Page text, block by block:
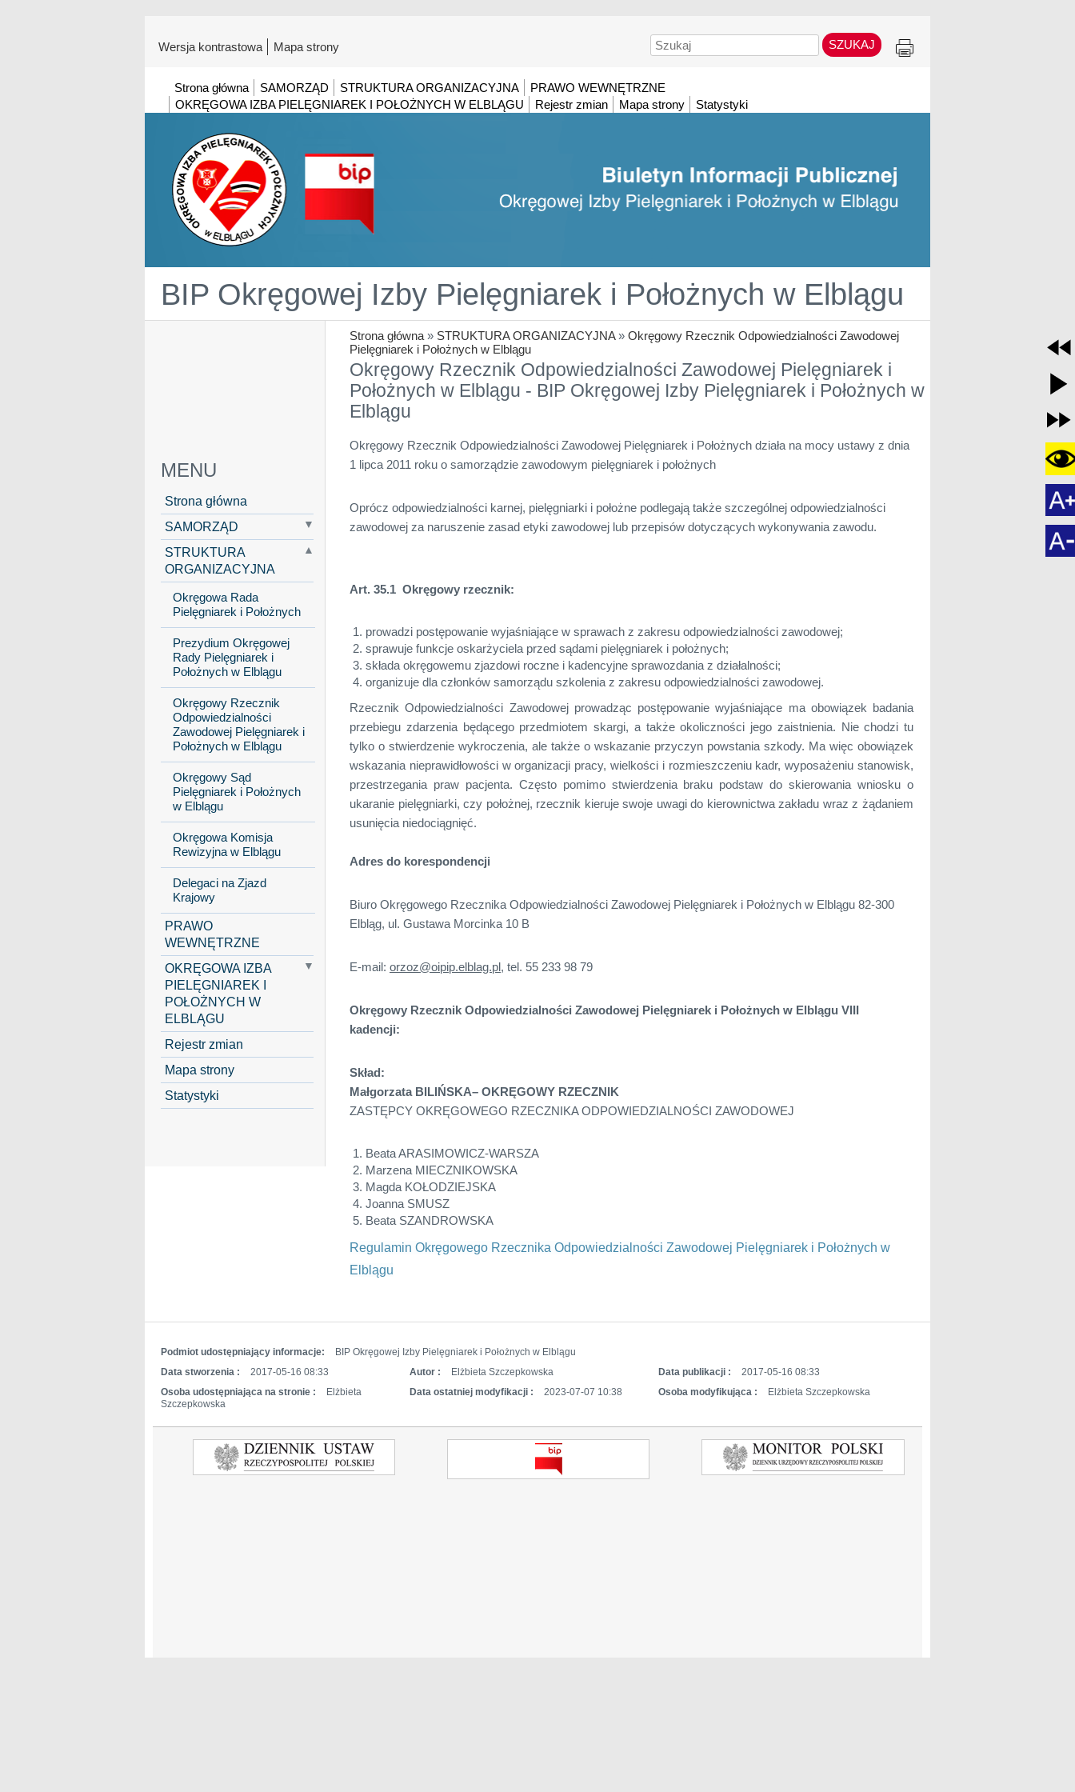
Wersja kontrastowa Mapa strony Szukaj
Strona główna SAMORZĄD STRUKTURA ORGANIZACYJNA
PRAWO WEWNĘTRZNE
OKRĘGOWA IZBA PIELĘGNIAREK I POŁOŻNYCH W ELBLĄGU
Rejestr zmian Mapa strony Statystyki
BIP Okręgowej Izby Pielęgniarek i Położnych w Elblągu
Strona główna » STRUKTURA ORGANIZACYJNA» Okręgowy Rzecznik Odpowiedzialności Zawodowej
Pielęgniarek i Położnych w Elblągu
Okręgowy Rzecznik Odpowiedzialności Zawodowej Pielęgniarek i
Położnych w Elblągu - BIP Okręgowej Izby Pielęgniarek i Położnych w
Elblągu
MENU
Strona główna
SAMORZĄD
STRUKTURA
ORGANIZACYJNA
Okręgowa Rada
Pielęgniarek i Położnych
Prezydium Okręgowej
Rady Pielęgniarek i
Położnych w Elblągu
Okręgowy Rzecznik
Odpowiedzialności
Zawodowej Pielęgniarek i
Położnych w Elblągu
Okręgowy Sąd
Pielęgniarek i Położnych
w Elblągu
Okręgowa Komisja
Rewizyjna w Elblągu
Delegaci na Zjazd
Krajowy
PRAWO
WEWNĘTRZNE
OKRĘGOWA IZBA
PIELĘGNIAREK I
POŁOŻNYCH W
ELBLĄGU
Rejestr zmian
Mapa strony
Statystyki
Okręgowy Rzecznik Odpowiedzialności Zawodowej Pielęgniarek i Położnych działa na mocy ustawy z dnia
1 lipca 2011 roku o samorządzie zawodowym pielęgniarek i położnych
Oprócz odpowiedzialności karnej, pielęgniarki i położne podlegają także szczególnej odpowiedzialności
zawodowej za naruszenie zasad etyki zawodowej lub przepisów dotyczących wykonywania zawodu.
Art. 35.1 Okręgowy rzecznik:
prowadzi postępowanie wyjaśniające w sprawach z zakresu odpowiedzialności zawodowej;
sprawuje funkcje oskarżyciela przed sądami pielęgniarek i położnych;
składa okręgowemu zjazdowi roczne i kadencyjne sprawozdania z działalności;
organizuje dla członków samorządu szkolenia z zakresu odpowiedzialności zawodowej.
Rzecznik Odpowiedzialności Zawodowej prowadząc postępowanie wyjaśniające ma obowiązek badania
przebiegu zdarzenia będącego przedmiotem skargi, a także okoliczności jego zaistnienia. Nie chodzi tu
tylko o stwierdzenie wykroczenia, ale także o wskazanie przyczyn powstania szkody. Ma więc obowiązek
wskazania nieprawidłowości w organizacji pracy, wielkości i rozmieszczeniu kadr, wyposażeniu stanowisk,
przestrzegania praw pacjenta. Często pomimo stwierdzenia braku podstaw do skierowania wniosku o
ukaranie pielęgniarki, czy położnej, rzecznik kieruje swoje uwagi do kierownictwa zakładu wraz z żądaniem
usunięcia niedociągnięć.
Adres do korespondencji
Biuro Okręgowego Rzecznika Odpowiedzialności Zawodowej Pielęgniarek i Położnych w Elblągu 82-300
Elbląg, ul. Gustawa Morcinka 10 B
E-mail: orzoz@oipip.elblag.pl, tel. 55 233 98 79
Okręgowy Rzecznik Odpowiedzialności Zawodowej Pielęgniarek i Położnych w Elblągu VIII
kadencji:
Skład:
Małgorzata BILIŃSKA– OKRĘGOWY RZECZNIK
ZASTĘPCY OKRĘGOWEGO RZECZNIKA ODPOWIEDZIALNOŚCI ZAWODOWEJ
Beata ARASIMOWICZ-WARSZA
Marzena MIECZNIKOWSKA
Magda KOŁODZIEJSKA
Joanna SMUSZ
Beata SZANDROWSKA
Regulamin Okręgowego Rzecznika Odpowiedzialności Zawodowej Pielęgniarek i Położnych w
Elblągu
Podmiot udostępniający informacje:
BIP Okręgowej Izby Pielęgniarek i Położnych w Elblągu
Data stworzenia :
2017-05-16 08:33 Autor : Elżbieta Szczepkowska Data publikacji :
2017-05-16 08:33
Osoba udostępniająca na stronie :
Elżbieta
Szczepkowska
Data ostatniej modyfikacji : 2023-07-07 10:38 Osoba modyfikująca : Elżbieta Szczepkowska